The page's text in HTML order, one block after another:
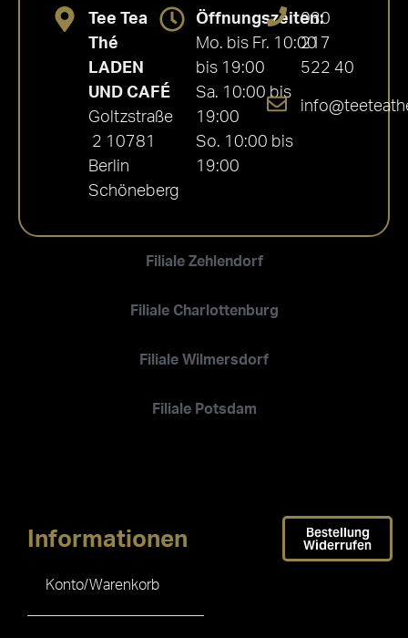
Filiale Zehlendorf
Filiale Charlottenburg
Filiale Wilmersdorf
Filiale Potsdam
Tee Tea
Thé
LADEN
UND CAFÉ
Goltzstraße
2 10781
Berlin
Schöneberg
Öffnungszeiten:
Mo. bis Fr. 10:00
bis 19:00
Sa. 10:00 bis
19:00
So. 10:00 bis
19:00
030
217
522 40
Informationen
Konto/Warenkorb
Bestellung
Widerrufen